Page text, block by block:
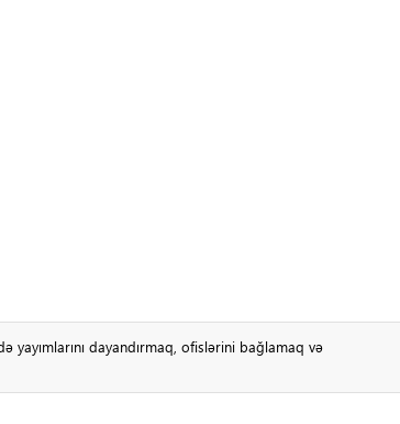
yayımlarını dayandırmaq, ofislərini bağlamaq və